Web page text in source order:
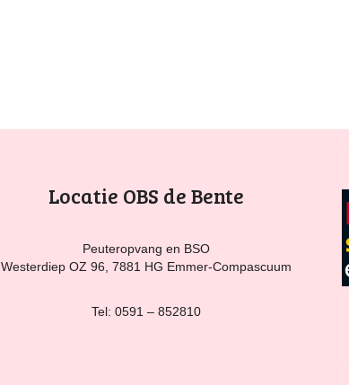
Locatie OBS de Bente
Peuteropvang en BSO
Westerdiep OZ 96, 7881 HG Emmer-Compascuum
Tel: 0591 – 852810